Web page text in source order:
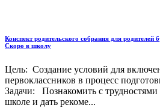
Конспект родительского собрания для
Скоро в школу
Цель: Создание условий для
первоклассников в процесс
Задачи: Познакомить с трудностями
школе и дать рекоме...